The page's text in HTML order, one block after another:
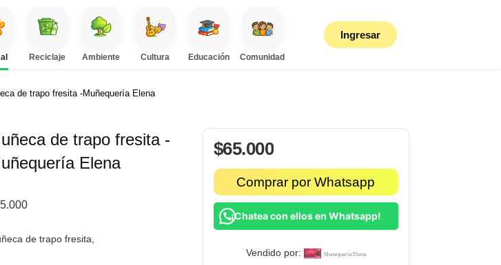
Reciclaje Ambiente Cultura Educación Comunidad
Ingresar
de trapo fresita -Muñequería Elena
de trapo fresita -
Elena
de trapo fresita,
$65.000
Comprar por Whatsapp
¡Chatea con ellos en Whatsapp!
Vendido por: Munequería Elena